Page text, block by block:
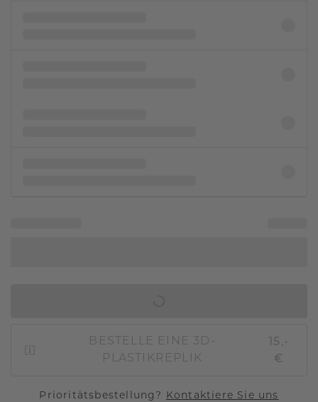
BESTELLE EINE 3D-
PLASTIKREPLIK
15,-
€
Prioritätsbestellung? Kontaktiere Sie uns